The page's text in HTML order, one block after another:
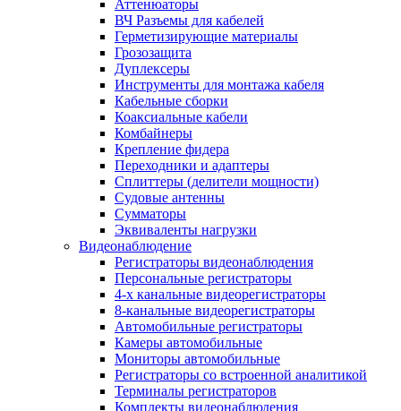
Аттенюаторы
ВЧ Разъемы для кабелей
Герметизирующие материалы
Грозозащита
Дуплексеры
Инструменты для монтажа кабеля
Кабельные сборки
Коаксиальные кабели
Комбайнеры
Крепление фидера
Переходники и адаптеры
Сплиттеры (делители мощности)
Судовые антенны
Сумматоры
Эквиваленты нагрузки
Видеонаблюдение
Регистраторы видеонаблюдения
Персональные регистраторы
4-х канальные видеорегистраторы
8-канальные видеорегистраторы
Автомобильные регистраторы
Камеры автомобильные
Мониторы автомобильные
Регистраторы со встроенной аналитикой
Терминалы регистраторов
Комплекты видеонаблюдения